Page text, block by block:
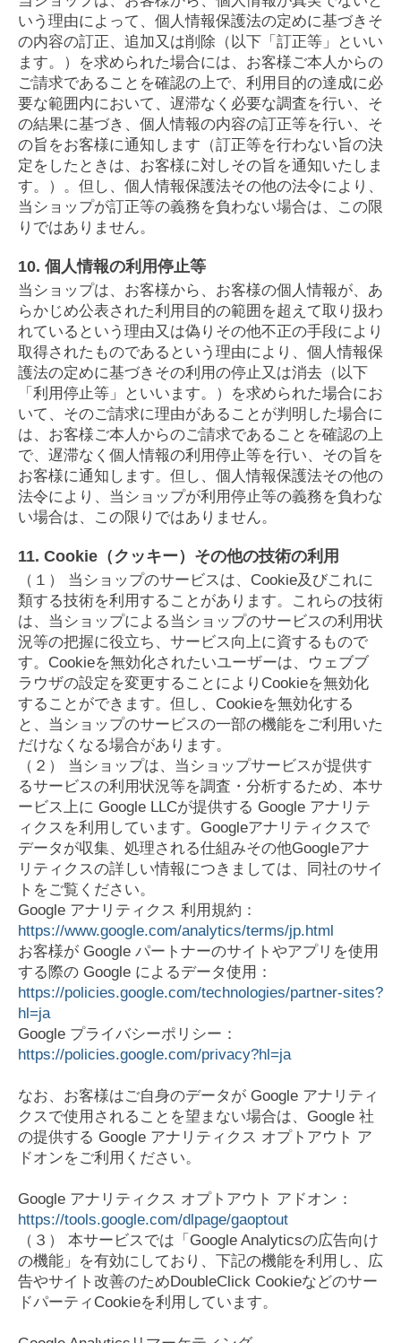
いう理由によって、個人情報保護法の定めに基づきそ
の内容の訂正、追加又は削除（以下「訂正等」といい
ます。）を求められた場合には、お客様ご本人からの
ご請求であることを確認の上で、利用目的の達成に必
要な範囲内において、遅滞なく必要な調査を行い、そ
の結果に基づき、個人情報の内容の訂正等を行い、そ
の旨をお客様に通知します（訂正等を行わない旨の決
定をしたときは、お客様に対しその旨を通知いたしま
す。）。但し、個人情報保護法その他の法令により、
当ショップが訂正等の義務を負わない場合は、この限
りではありません。
10. 個人情報の利用停止等
当ショップは、お客様から、お客様の個人情報が、あ
らかじめ公表された利用目的の範囲を超えて取り扱わ
れているという理由又は偽りその他不正の手段により
取得されたものであるという理由により、個人情報保
護法の定めに基づきその利用の停止又は消去（以下
「利用停止等」といいます。）を求められた場合にお
いて、そのご請求に理由があることが判明した場合に
は、お客様ご本人からのご請求であることを確認の上
で、遅滞なく個人情報の利用停止等を行い、その旨を
お客様に通知します。但し、個人情報保護法その他の
法令により、当ショップが利用停止等の義務を負わな
い場合は、この限りではありません。
11. Cookie（クッキー）その他の技術の利用
（１） 当ショップのサービスは、Cookie及びこれに
類する技術を利用することがあります。これらの技術
は、当ショップによる当ショップのサービスの利用状
況等の把握に役立ち、サービス向上に資するもので
す。Cookieを無効化されたいユーザーは、ウェブブ
ラウザの設定を変更することによりCookieを無効化
することができます。但し、Cookieを無効化する
と、当ショップのサービスの一部の機能をご利用いた
だけなくなる場合があります。
（２） 当ショップは、当ショップサービスが提供す
るサービスの利用状況等を調査・分析するため、本サ
ービス上に Google LLCが提供する Google アナリテ
ィクスを利用しています。Googleアナリティクスで
データが収集、処理される仕組みその他Googleアナ
リティクスの詳しい情報につきましては、同社のサイ
トをご覧ください。
Google アナリティクス 利用規約：
https://www.google.com/analytics/terms/jp.html
お客様が Google パートナーのサイトやアプリを使用
する際の Google によるデータ使用：
https://policies.google.com/technologies/partner-sites?
hl=ja
Google プライバシーポリシー：
https://policies.google.com/privacy?hl=ja
なお、お客様はご自身のデータが Google アナリティ
クスで使用されることを望まない場合は、Google 社
の提供する Google アナリティクス オプトアウト ア
ドオンをご利用ください。
Google アナリティクス オプトアウト アドオン：
https://tools.google.com/dlpage/gaoptout
（３） 本サービスでは「Google Analyticsの広告向け
の機能」を有効にしており、下記の機能を利用し、広
告やサイト改善のためDoubleClick Cookieなどのサー
ドパーティCookieを利用しています。